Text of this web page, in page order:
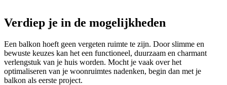
Verdiep je in de mogelijkheden
Een balkon hoeft geen vergeten ruimte te zijn. Door slimme en
bewuste keuzes kan het een functioneel, duurzaam en charmant
verlengstuk van je huis worden. Mocht je vaak over het
optimaliseren van je woonruimtes nadenken, begin dan met je
balkon als eerste project.